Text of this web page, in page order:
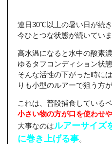
連日30℃以上の暑い日が続
今ひとつな状態が続いていま
高水温になると水中の酸素
ゆるタフコンディション状
そんな活性の下がった時に
りも小型のルアーで狙う方が
これは、普段捕食している
小さい物の方が口を使わせ
大事なのはルアーサイズ
に巻き上げる事。